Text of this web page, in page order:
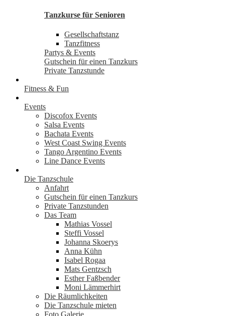
Tanzkurse für Senioren
Gesellschaftstanz
Tanzfitness
Partys & Events
Gutschein für einen Tanzkurs
Private Tanzstunde
Fitness & Fun
Events
Discofox Events
Salsa Events
Bachata Events
West Coast Swing Events
Tango Argentino Events
Line Dance Events
Die Tanzschule
Anfahrt
Gutschein für einen Tanzkurs
Private Tanzstunden
Das Team
Mathias Vossel
Steffi Vossel
Johanna Skoerys
Anna Kühn
Isabel Rogaa
Mats Gentzsch
Esther Faßbender
Moni Lämmerhirt
Die Räumlichkeiten
Die Tanzschule mieten
Foto Galerie